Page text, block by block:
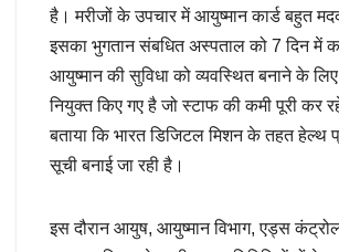
है। मरीजों के उपचार में आयुष्मान कार्ड बहुत
इसका भुगतान संबधित अस्पताल को 7 दिन में
आयुष्मान की सुविधा को व्यवस्थित बनाने के
नियुक्त किए गए है जो स्टाफ की कमी पूरी कर
बताया कि भारत डिजिटल मिशन के तहत हेल्थ
सूची बनाई जा रही है।
इस दौरान आयुष, आयुष्मान विभाग, एड्स